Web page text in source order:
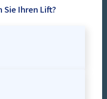
Sie Ihren Lift?